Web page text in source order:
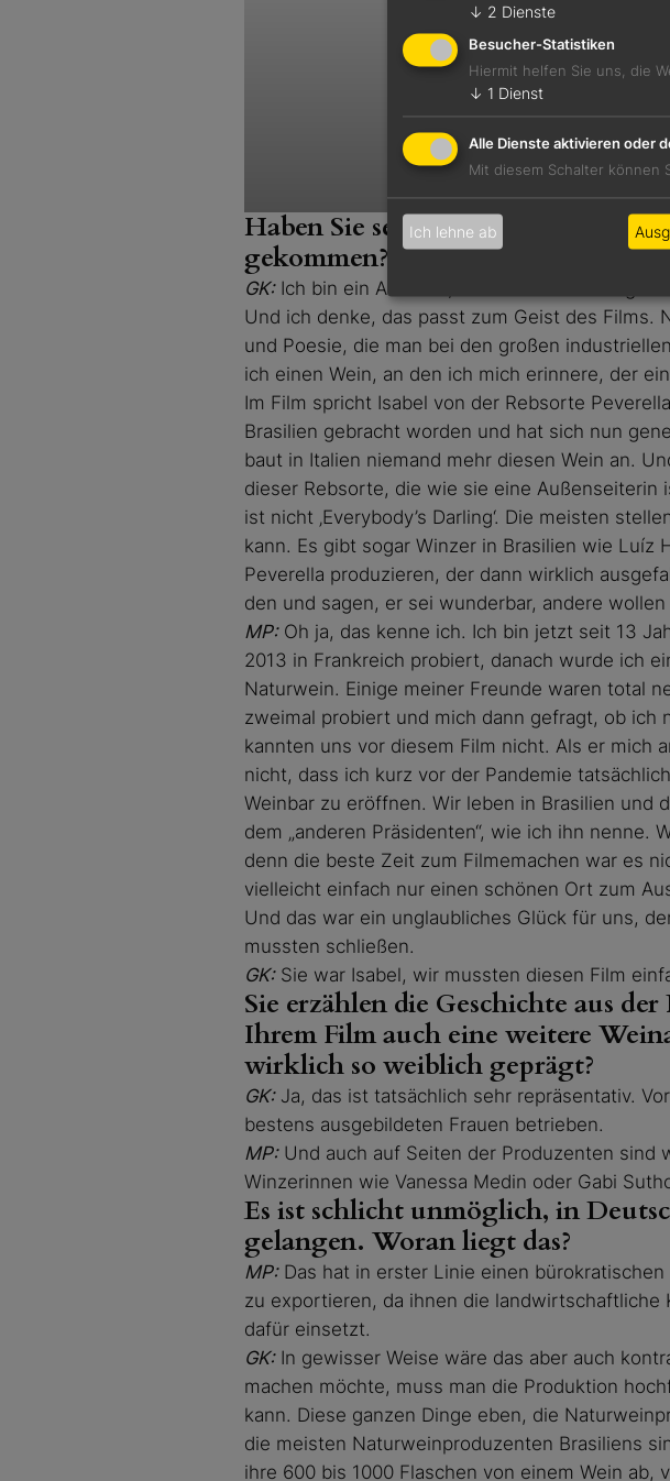
Haben Sie selbst einen Wein-
gekommen?
GK:Ich bin ein Amateur, aber ich habe eine
Und ich denke, das passt zum Geist des
und Poesie, die man bei den großen
ich einen Wein, an den ich mich erinnere, der
Im Film spricht Isabel von der Rebsorte
Brasilien gebracht worden und hat sich nun
baut in Italien niemand mehr diesen Wein an.
dieser Rebsorte, die wie sie eine
ist nicht ‚Everybody’s Darling‘. Die meisten
kann. Es gibt sogar Winzer in Brasilien wie Luíz
Peverella produzieren, der dann wirklich
den und sagen, er sei wunderbar, andere
MP: Oh ja, das kenne ich. Ich bin jetzt seit 13
2013 in Frankreich probiert, danach wurde ich
Naturwein. Einige meiner Freunde waren total
zweimal probiert und mich dann gefragt, ob ich
kannten uns vor diesem Film nicht. Als er mich
nicht, dass ich kurz vor der Pandemie
Weinbar zu eröffnen. Wir leben in Brasilien und
dem „anderen Präsidenten“, wie ich ihn
denn die beste Zeit zum Filmemachen war es
vielleicht einfach nur einen schönen Ort zum
Und das war ein unglaubliches Glück für uns,
mussten schließen.
GK:Sie war Isabel, wir mussten diesen Film
Sie erzählen die Geschichte aus
Ihrem Film auch eine weitere
wirklich so weiblich geprägt?
GK:Ja, das ist tatsächlich sehr repräsentativ.
bestens ausgebildeten Frauen betrieben.
MP: Und auch auf Seiten der Produzenten sind
Winzerinnen wie Vanessa Medin oder Gabi
Es ist schlicht unmöglich, in
gelangen. Woran liegt das?
MP: Das hat in erster Linie einen
zu exportieren, da ihnen die
dafür einsetzt.
GK:In gewisser Weise wäre das aber auch
machen möchte, muss man die Produktion
kann. Diese ganzen Dinge eben, die
die meisten Naturweinproduzenten Brasiliens
ihre 600 bis 1000 Flaschen von einem Wein
↓ 2 Dienste
Besucher-Statistiken
Hiermit helfen Sie uns, die
↓ 1 Dienst
Alle Dienste aktivieren oder
Mit diesem Schalter können
Ich lehne ab